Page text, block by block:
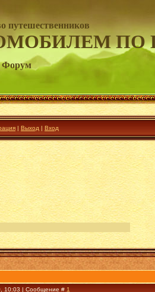
путешественников
ПО
Форум
| Выход | Вход
10:03 | Сообщение # 1